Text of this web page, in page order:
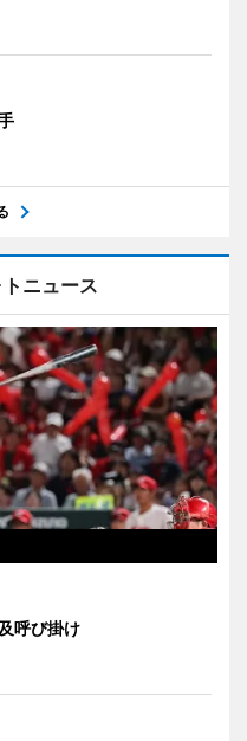
ニュース
呼び掛け